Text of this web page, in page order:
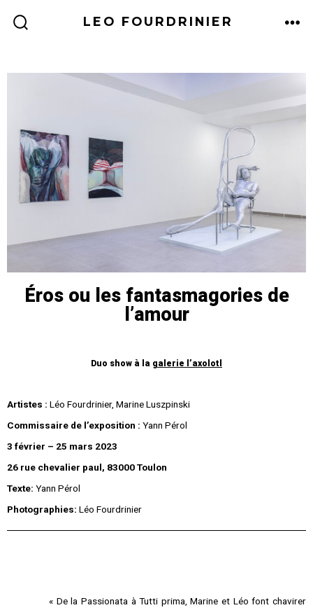
LEO FOURDRINIER
Éros ou les fantasmagories de
l’amour
Duo show à la galerie l’axolotl
Artistes : Léo Fourdrinier, Marine Luszpinski
Commissaire de l’exposition : Yann Pérol
3 février – 25 mars 2023
26 rue chevalier paul, 83000 Toulon
Texte: Yann Pérol
Photographies: Léo Fourdrinier
« De la Passionata à Tutti prima, Marine et Léo font chavirer